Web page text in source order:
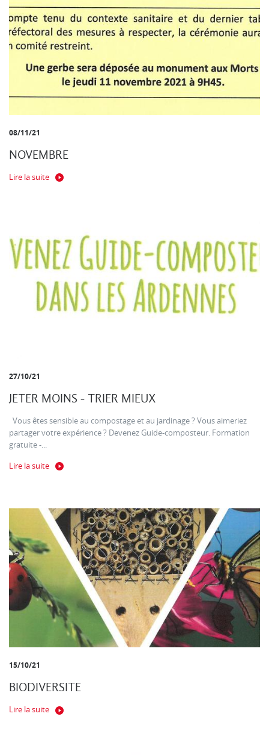
08/11/21
NOVEMBRE
Lire la suite
27/10/21
JETER MOINS - TRIER MIEUX
Vous êtes sensible au compostage et au jardinage ? Vous aimeriez
partager votre expérience ? Devenez Guide-composteur. Formation
gratuite -...
Lire la suite
15/10/21
BIODIVERSITE
Lire la suite